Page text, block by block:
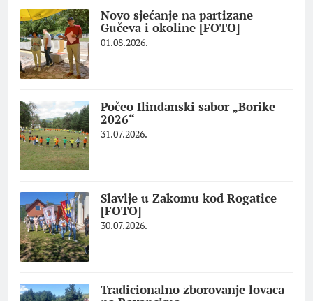
Novo sjećanje na partizane
Gučeva i okoline [FOTO]
01.08.2026.
Počeo Ilindanski sabor „Borike
2026“
31.07.2026.
Slavlje u Zakomu kod Rogatice
[FOTO]
30.07.2026.
Tradicionalno zborovanje lovaca